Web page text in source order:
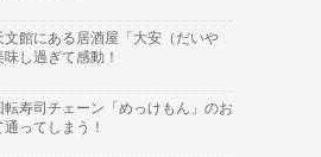
文館にある居酒屋「大安（だいや
し過ぎて感動！
寿司チェーン「めっけもん」のお
ってしまう！